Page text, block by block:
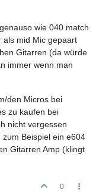
wie 040 match
als mid Mic gepaart
Gitarren (da würde
immer wenn man
den Micros bei
zu kaufen bei
nicht vergessen
Beispiel ein e604
Gitarren Amp (klingt
0